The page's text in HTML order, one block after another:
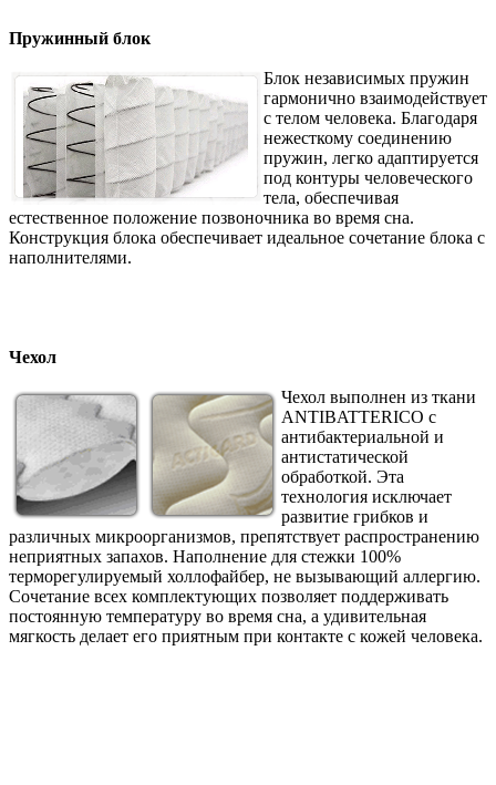
Пружинный блок
Блок независимых пружин
гармонично взаимодействует
с телом человека. Благодаря
нежесткому соединению
пружин, легко адаптируется
под контуры человеческого
тела, обеспечивая
естественное положение позвоночника во время сна.
Конструкция блока обеспечивает идеальное сочетание блока с
наполнителями.
Чехол
Чехол выполнен из ткани
ANTIBATTERICO с
антибактериальной и
антистатической
обработкой. Эта
технология исключает
развитие грибков и
различных микроорганизмов, препятствует распространению
неприятных запахов. Наполнение для стежки 100%
терморегулируемый холлофайбер, не вызывающий аллергию.
Сочетание всех комплектующих позволяет поддерживать
постоянную температуру во время сна, а удивительная
мягкость делает его приятным при контакте с кожей человека.